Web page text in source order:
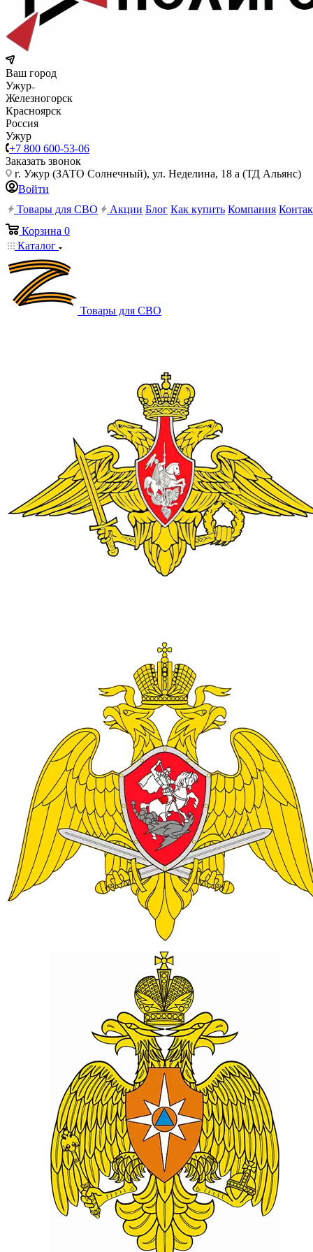
Ваш город
Ужур
Железногорск
Красноярск
Россия
Ужур
+7 800 600-53-06
Заказать звонок
г. Ужур (ЗАТО Солнечный), ул. Неделина, 18 а (ТД Альянс)
Войти
Товары для СВО
Акции Блог Как купить Компания
Корзина 0
Каталог
Товары для СВО